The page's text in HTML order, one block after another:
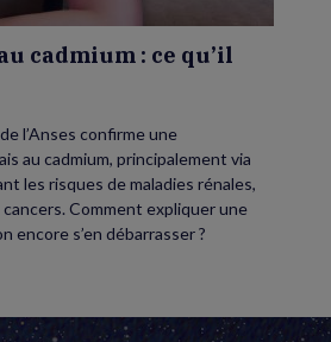
cadmium : ce qu’il
l’Anses confirme une
au cadmium, principalement via
les risques de maladies rénales,
Comment expliquer une
encore s’en débarrasser ?